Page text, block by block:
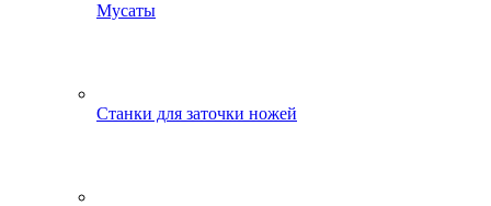
Мусаты
Станки для заточки ножей